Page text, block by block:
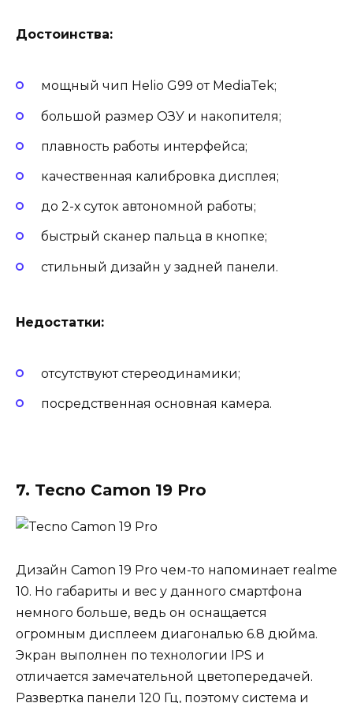
Достоинства:
мощный чип Helio G99 от MediaTek;
большой размер ОЗУ и накопителя;
плавность работы интерфейса;
качественная калибровка дисплея;
до 2-х суток автономной работы;
быстрый сканер пальца в кнопке;
стильный дизайн у задней панели.
Недостатки:
отсутствуют стереодинамики;
посредственная основная камера.
7. Tecno Camon 19 Pro
Дизайн Camon 19 Pro чем-то напоминает realme
10. Но габариты и вес у данного смартфона
немного больше, ведь он оснащается
огромным дисплеем диагональю 6.8 дюйма.
Экран выполнен по технологии IPS и
отличается замечательной цветопередачей.
Развертка панели 120 Гц, поэтому система и